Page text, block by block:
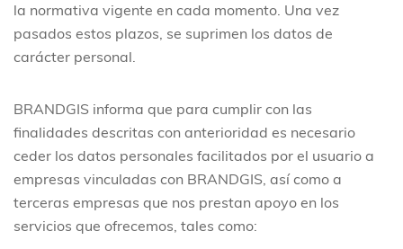
la normativa vigente en cada momento. Una vez
pasados estos plazos, se suprimen los datos de
carácter personal.
BRANDGIS informa que para cumplir con las
finalidades descritas con anterioridad es necesario
ceder los datos personales facilitados por el usuario a
empresas vinculadas con BRANDGIS, así como a
terceras empresas que nos prestan apoyo en los
servicios que ofrecemos, tales como: